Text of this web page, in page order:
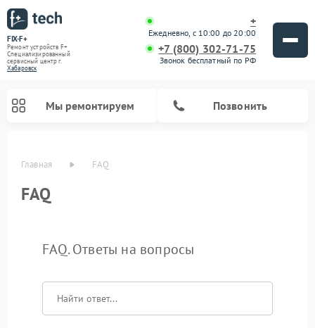
FIX-F+
Ремонт устройств F+
Специализированный
cервисный центр г.
Хабаровск
+
Ежедневно, с 10:00 до 20:00
+7 (800) 302-71-75
Звонок бесплатный по РФ
Мы ремонтируем Позвонить
Главная FAQ
FAQ
FAQ. Ответы на вопросы